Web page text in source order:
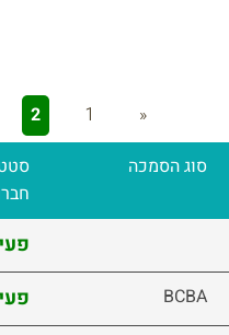
«
1
2
סוג הסמכה
BCBA